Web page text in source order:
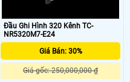
Đầu Ghi Hình 320 Kênh TC-
NR5320M7-E24
Giá Bán: 30%
Giá gốc: 250,000,000 ₫